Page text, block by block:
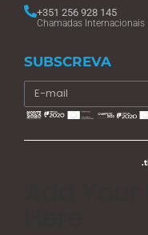
+351 256 928 145
Chamadas Internacionais
SUBSCREVA